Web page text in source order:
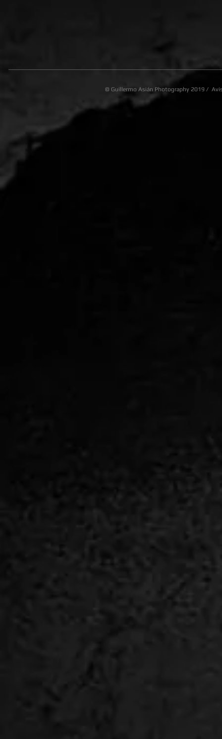
© Guillermo Asián Photography 2019 /